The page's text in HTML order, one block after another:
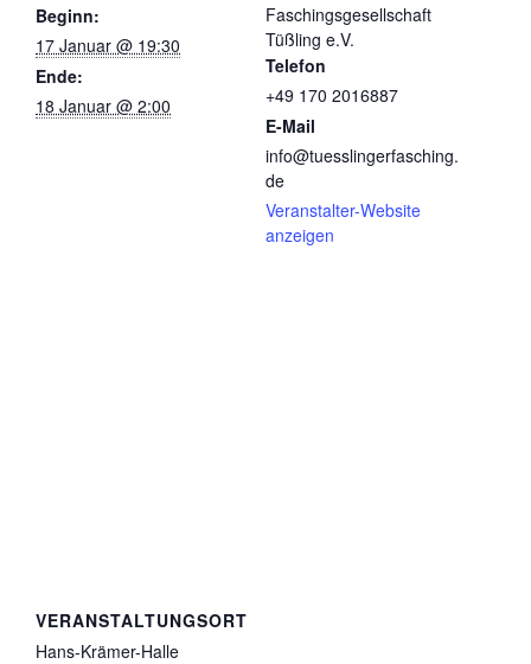
Beginn:
17 Januar @ 19:30
Ende:
18 Januar @ 2:00
Faschingsgesellschaft
Tüßling e.V.
Telefon
+49 170 2016887
E-Mail
info@tuesslingerfasching.
de
Veranstalter-Website
anzeigen
VERANSTALTUNGSORT
Hans-Krämer-Halle